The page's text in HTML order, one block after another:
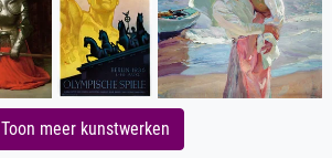
Toon meer kunstwerken